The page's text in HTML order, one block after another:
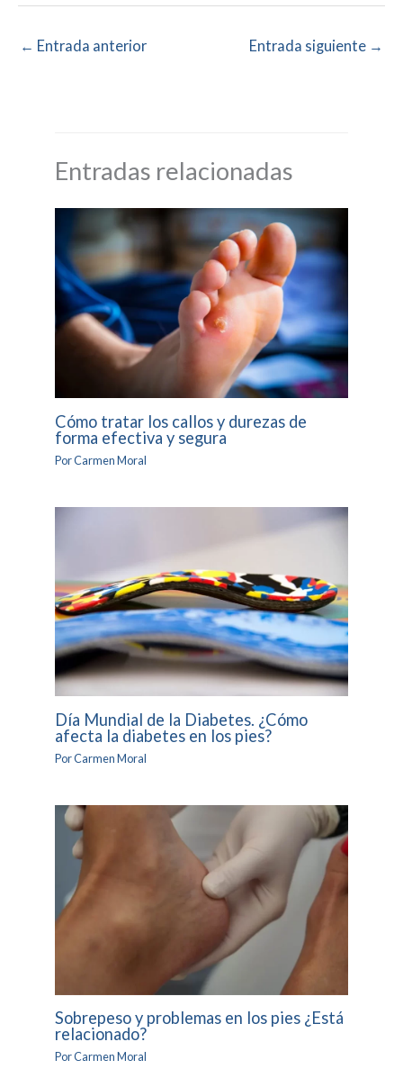
← Entrada anterior Entrada siguiente →
Entradas relacionadas
Cómo tratar los callos y durezas de
forma efectiva y segura
PorCarmen Moral
Día Mundial de la Diabetes. ¿Cómo
afecta la diabetes en los pies?
PorCarmen Moral
Sobrepeso y problemas en los pies ¿Está
relacionado?
PorCarmen Moral